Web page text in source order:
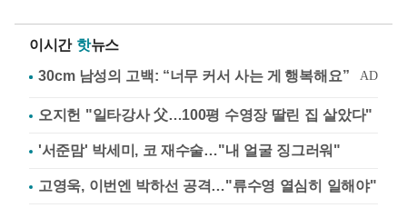
이시간 핫뉴스
오지헌 "일타강사 父…100평 수영장 딸린 집 살았다"
'서준맘' 박세미, 코 재수술…"내 얼굴 징그러워"
고영욱, 이번엔 박하선 공격…"류수영 열심히 일해야"